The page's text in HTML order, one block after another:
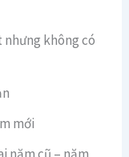
nhưng không có
mới